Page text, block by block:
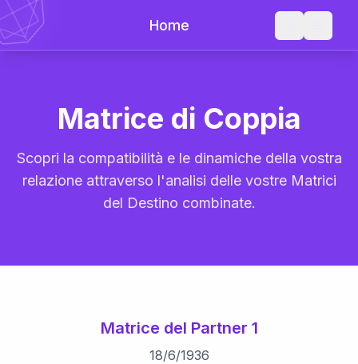
Home
Matrice di Coppia
Scopri la compatibilità e le dinamiche della vostra
relazione attraverso l'analisi delle vostre Matrici
del Destino combinate.
Matrice del Partner 1
18/6/1936